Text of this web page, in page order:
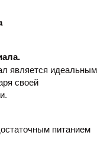
является идеальным
своей
питанием